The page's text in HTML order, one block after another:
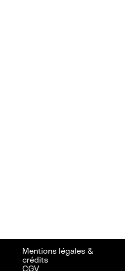
Mentions légales &
crédits
CGV